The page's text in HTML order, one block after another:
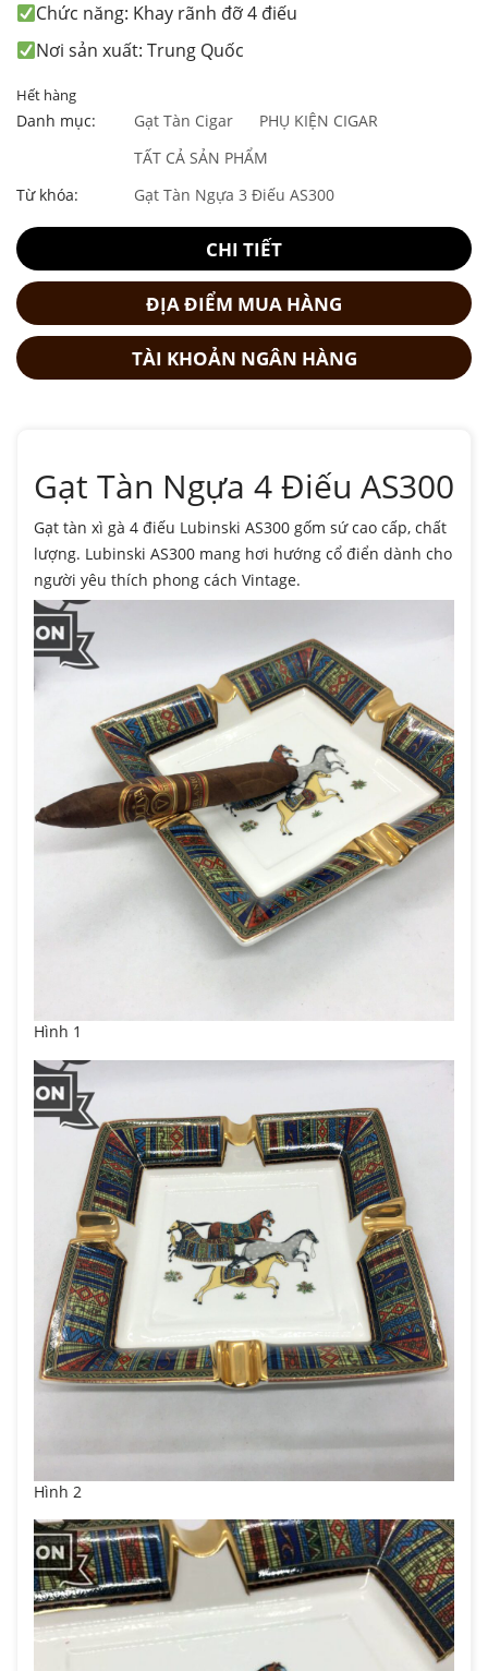
Chức năng: Khay rãnh đỡ 4 điếu
Nơi sản xuất: Trung Quốc
Hết hàng
Danh mục: Gạt Tàn Cigar
PHỤ KIỆN CIGAR
TẤT CẢ SẢN PHẨM
Từ khóa:
Gạt Tàn Ngựa 3 Điếu AS300
CHI TIẾT
ĐỊA ĐIỂM MUA HÀNG
TÀI KHOẢN NGÂN HÀNG
Gạt Tàn Ngựa 4 Điếu AS300
Gạt tàn xì gà 4 điếu Lubinski AS300 gốm sứ cao cấp, chất
lượng. Lubinski AS300 mang hơi hướng cổ điển dành cho
người yêu thích phong cách Vintage.
Hình 1
Hình 2